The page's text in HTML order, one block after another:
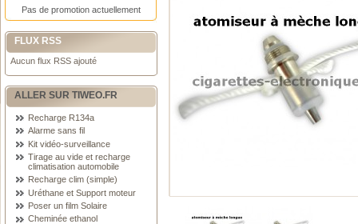
Pas de promotion actuellement
FLUX RSS
Aucun flux RSS ajouté
ALLER SUR TIWEO.FR
Recharge R134a
Alarme sans fil
Kit vidéo-surveillance
Tirage au vide et recharge
climatisation automobile
Recharge clim (simple)
Uréthane et Support moteur
Poser un film Solaire
Cheminée ethanol